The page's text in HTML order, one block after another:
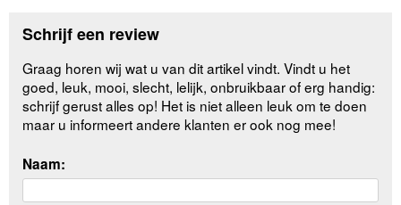
Schrijf een review
Graag horen wij wat u van dit artikel vindt. Vindt u het
goed, leuk, mooi, slecht, lelijk, onbruikbaar of erg handig:
schrijf gerust alles op! Het is niet alleen leuk om te doen
maar u informeert andere klanten er ook nog mee!
Naam: